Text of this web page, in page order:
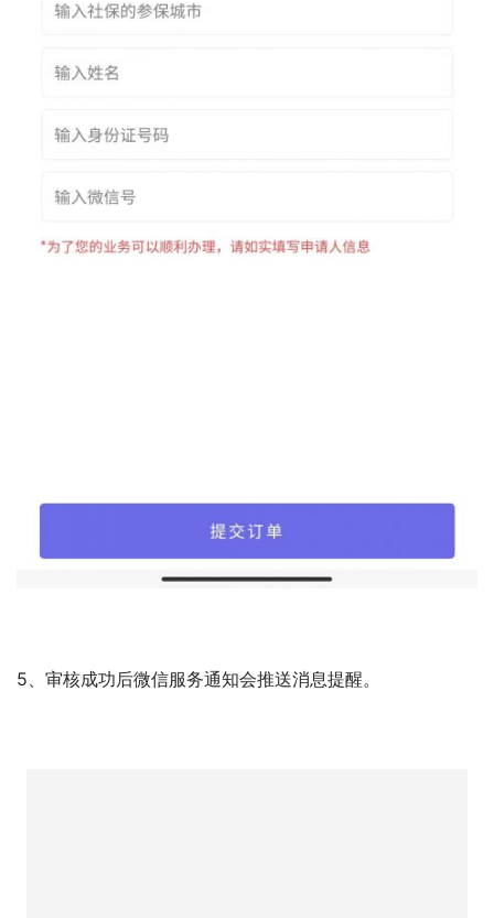
4、填写相关信息，进行费用的支付。